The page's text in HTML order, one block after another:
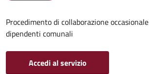
Procedimento di collaborazione
dipendenti comunali
Accedi al servizio